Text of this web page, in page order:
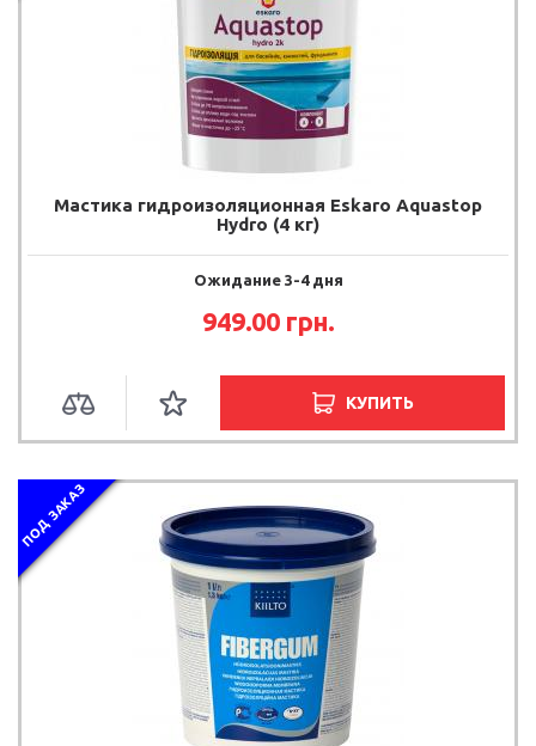
Мастика гидроизоляционная Eskaro Aquastop
Hydro (4 кг)
Ожидание 3-4 дня
949.00 грн.
КУПИТЬ
ПОД ЗАКАЗ